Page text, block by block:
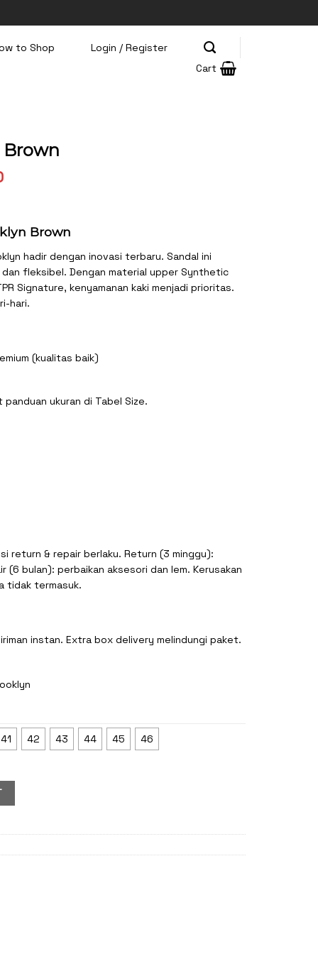
to Shop
Login / Register
Cart
Current
Brown
hadir dengan inovasi terbaru. Sandal ini
fleksibel. Dengan material upper Synthetic
Signature, kenyamanan kaki menjadi prioritas.
hari.
(kualitas baik)
ukuran di Tabel Size.
return & repair berlaku. Return (3 minggu):
(6 bulan): perbaikan aksesori dan lem. Kerusakan
tidak termasuk.
instan. Extra box delivery melindungi paket.
41 42 43 44 45 46